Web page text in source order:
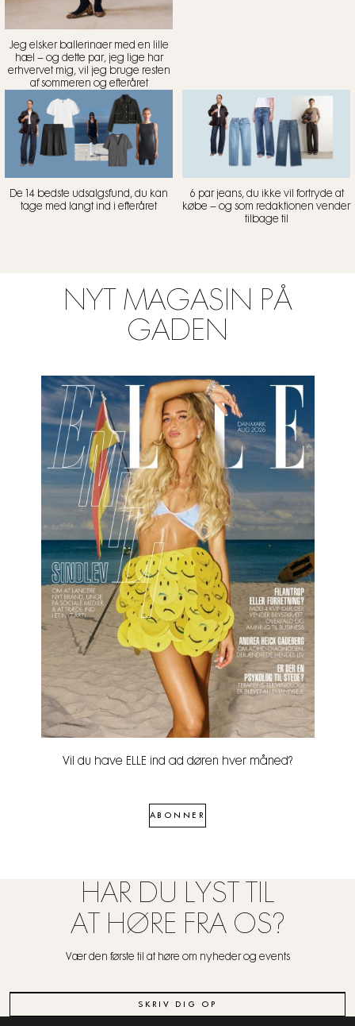
Jeg elsker ballerinaer med en lille
hæl – og dette par, jeg lige har
erhvervet mig, vil jeg bruge resten
af sommeren og efteråret
De 14 bedste udsalgsfund, du kan
tage med langt ind i efteråret
6 par jeans, du ikke vil fortryde at
købe – og som redaktionen vender
tilbage til
NYT MAGASIN PÅ
GADEN
Vil du have ELLE ind ad døren hver måned?
ABONNER
HAR DU LYST TIL
AT HØRE FRA OS?
Vær den første til at høre om nyheder og events
SKRIV DIG OP